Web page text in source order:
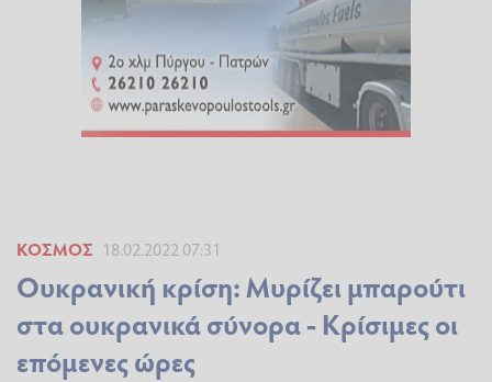
ΚΌΣΜΟΣ 18.02.2022 07:31
Ουκρανική κρίση: Μυρίζει μπαρούτι
στα ουκρανικά σύνορα - Κρίσιμες οι
επόμενες ώρες